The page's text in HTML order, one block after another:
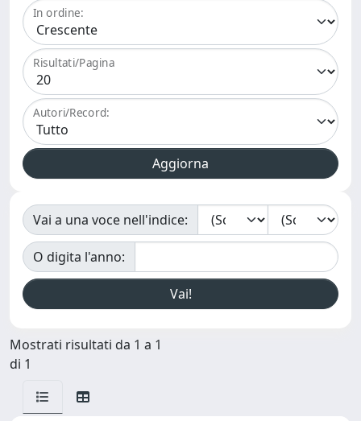
In ordine:
Risultati/Pagina
Autori/Record:
Vai a una voce nell'indice:
O digita l'anno:
Mostrati risultati da 1 a 1
di 1